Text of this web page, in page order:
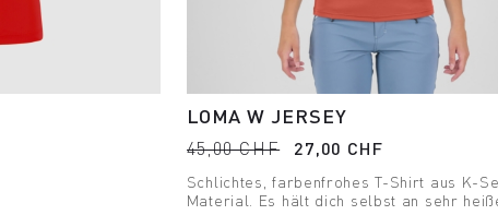
LOMA W JERSEY
45,00 CHF 27,00 CHF
Schlichtes, farbenfrohes T-Shirt aus K-
Material. Es hält dich selbst an sehr